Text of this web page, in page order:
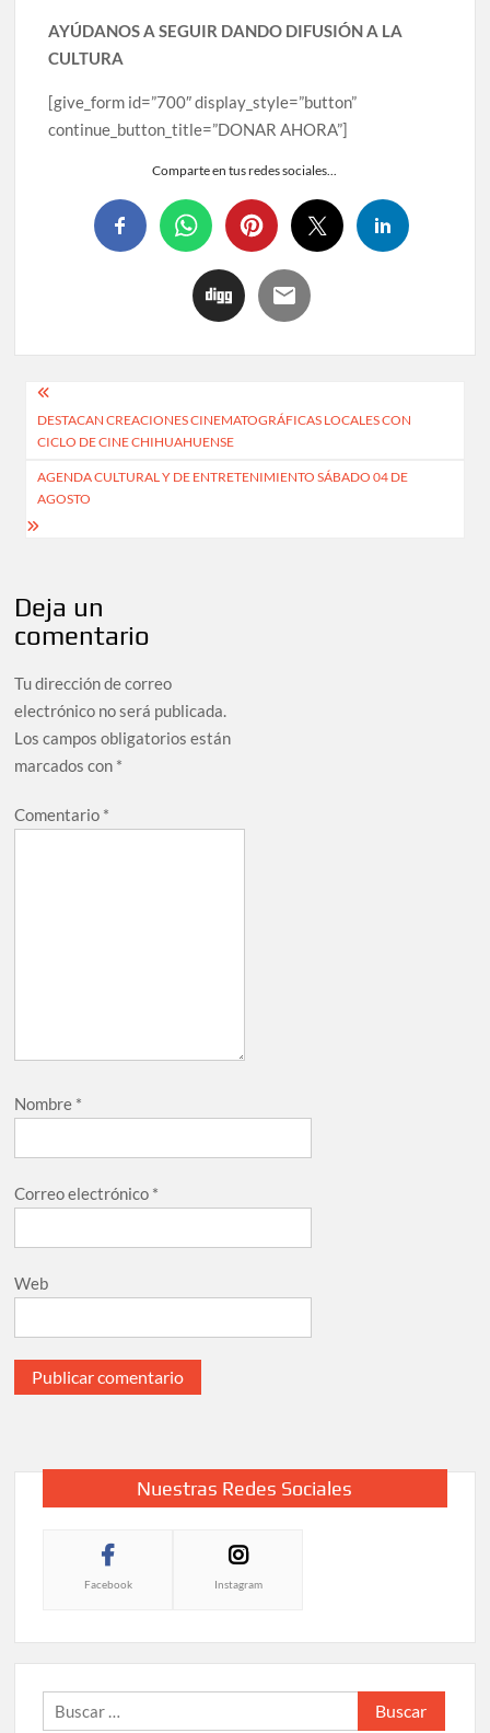
AYÚDANOS A SEGUIR DANDO DIFUSIÓN A LA
CULTURA
[give_form id=”700″ display_style=”button”
continue_button_title=”DONAR AHORA”]
Comparte en tus redes sociales...
DESTACAN CREACIONES CINEMATOGRÁFICAS LOCALES CON
CICLO DE CINE CHIHUAHUENSE
AGENDA CULTURAL Y DE ENTRETENIMIENTO SÁBADO 04 DE
AGOSTO
Deja un
comentario
Tu dirección de correo
electrónico no será publicada.
Los campos obligatorios están
marcados con *
Comentario *
Nombre *
Correo electrónico *
Web
Nuestras Redes Sociales
Facebook Instagram